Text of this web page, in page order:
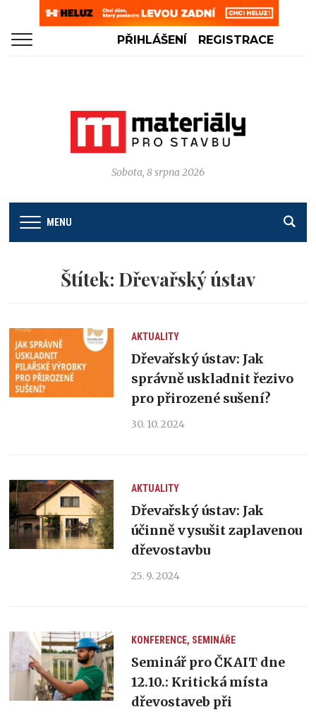
PŘIHLÁŠENÍ REGISTRACE
Sobota, 8 srpna 2026
MENU
Štítek: Dřevařský ústav
AKTUALITY
Dřevařský ústav: Jak
správně uskladnit řezivo
pro přirozené sušení?
30. 10. 2024
AKTUALITY
Dřevařský ústav: Jak
účinně vysušit zaplavenou
dřevostavbu
25. 9. 2024
KONFERENCE, SEMINÁŘE
Seminář pro ČKAIT dne
12.10.: Kritická místa
dřevostaveb při